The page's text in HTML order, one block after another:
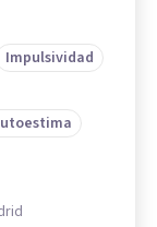
Impulsividad